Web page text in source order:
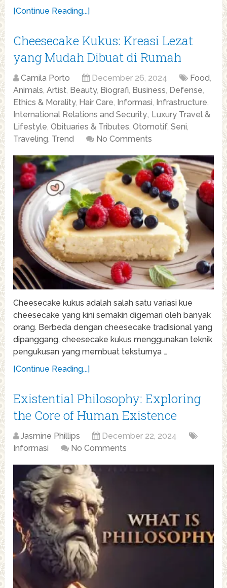
[Continue Reading...]
Cheesecake Kukus: Kreasi Lezat
yang Mudah Dibuat di Rumah
Camila Porto December 26, 2024 Food,
Animals,Artist, Beauty, Biografi, Business, Defense,
Ethics & Morality, Hair Care, Informasi, Infrastructure,
International Relations and Security., Luxury Travel &
Lifestyle,Obituaries & Tributes,Otomotif,Seni,
Traveling, Trend No Comments
Cheesecake kukus adalah salah satu variasi kue
cheesecake yang kini semakin digemari oleh banyak
orang. Berbeda dengan cheesecake tradisional yang
dipanggang, cheesecake kukus menggunakan teknik
pengukusan yang membuat teksturnya …
[Continue Reading...]
Existential Philosophy: Exploring
the Core of Human Existence
Jasmine Phillips
December 22, 2024
Informasi
No Comments